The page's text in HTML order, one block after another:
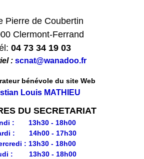
Pierre de Coubertin
Clermont-Ferrand
04 73 34 19 03
: scnat@wanadoo.fr
bénévole du site Web
Louis MATHIEU
DU SECRETARIAT
: 13h30 - 18h00
: 14h00 - 17h30
: 13h30 - 18h00
: 13h30 - 18h00